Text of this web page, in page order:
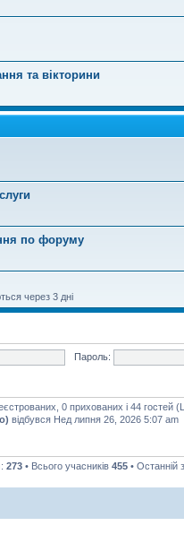
та вікторини
по форуму
через 3 дні
Пароль:
0 прихованих і 44 гостей
відбувся Нед липня 26, 2026 5:07 am
273 • Всього учасників 455 • Останній